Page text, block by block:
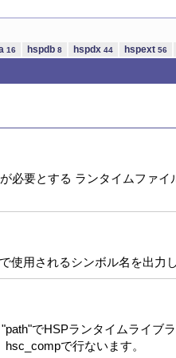
16 hspdb 8 hspdx 44 hspext 56
必要とする ランタイムファ
使用されるシンボル名を出力
でHSPランタイムライブ
で行ないます。